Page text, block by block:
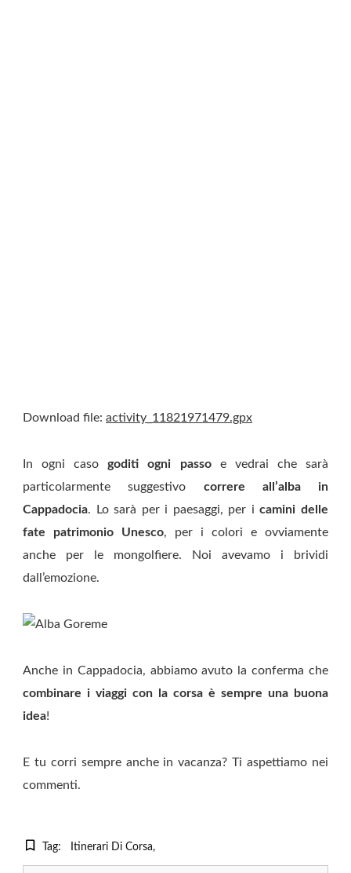
Download file: activity_11821971479.gpx
In ogni casogoditi ogni passoe vedrai che sarà
particolarmente suggestivo correre all’alba in
Cappadocia. Lo sarà per i paesaggi, per icamini delle
fate patrimonio Unesco, per i colori e ovviamente
anche per le mongolfiere. Noi avevamo i brividi
dall’emozione.
Anche in Cappadocia, abbiamo avuto la conferma che
combinare i viaggi con la corsa è sempre una buona
idea!
E tu corri sempre anche in vacanza? Ti aspettiamo nei
commenti.
Tag: Itinerari Di Corsa